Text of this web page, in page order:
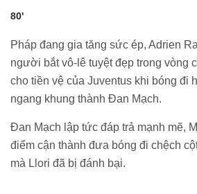
80'
Pháp đang gia tăng sức ép, Adrien
người bắt vô-lê tuyệt đẹp trong vòng
cho tiền vệ của Juventus khi bóng đi
ngang khung thành Đan Mạch.
Đan Mạch lập tức đáp trả mạnh mẽ,
điểm cận thành đưa bóng đi chệch
mà Llori đã bị đánh bại.